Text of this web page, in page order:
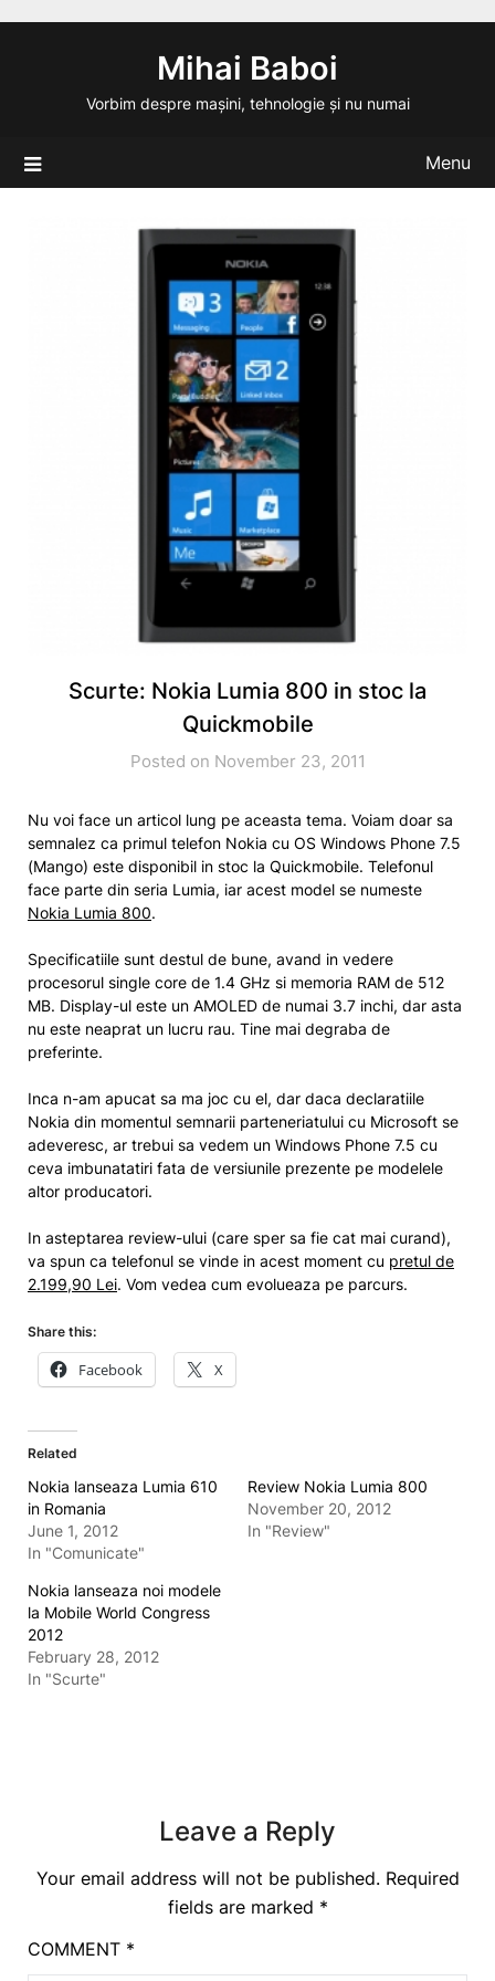
Mihai Baboi
Vorbim despre mașini, tehnologie și nu numai
Menu
Scurte: Nokia Lumia 800 in stoc la
Quickmobile
Posted on November 23, 2011
Nu voi face un articol lung pe aceasta tema. Voiam doar sa
semnalez ca primul telefon Nokia cu OS Windows Phone 7.5
(Mango) este disponibil in stoc la Quickmobile. Telefonul
face parte din seria Lumia, iar acest model se numeste
Nokia Lumia 800.
Specificatiile sunt destul de bune, avand in vedere
procesorul single core de 1.4 GHz si memoria RAM de 512
MB. Display-ul este un AMOLED de numai 3.7 inchi, dar asta
nu este neaprat un lucru rau. Tine mai degraba de
preferinte.
Inca n-am apucat sa ma joc cu el, dar daca declaratiile
Nokia din momentul semnarii parteneriatului cu Microsoft se
adeveresc, ar trebui sa vedem un Windows Phone 7.5 cu
ceva imbunatatiri fata de versiunile prezente pe modelele
altor producatori.
In asteptarea review-ului (care sper sa fie cat mai curand),
va spun ca telefonul se vinde in acest moment cu pretul de
2.199,90 Lei. Vom vedea cum evolueaza pe parcurs.
Share this:
Facebook X
Related
Nokia lanseaza Lumia 610
in Romania
June 1, 2012
In "Comunicate"
Review Nokia Lumia 800
November 20, 2012
In "Review"
Nokia lanseaza noi modele
la Mobile World Congress
2012
February 28, 2012
In "Scurte"
Leave a Reply
Your email address will not be published. Required
fields are marked *
COMMENT *